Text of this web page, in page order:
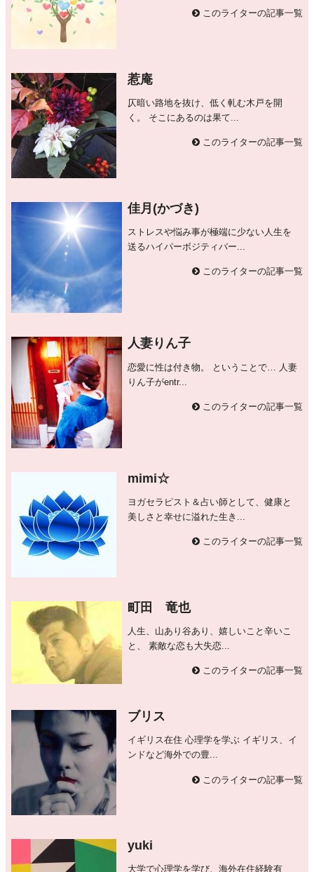
このライターの記事一覧
惹庵
仄暗い路地を抜け、低く軋む木戸を開
く。 そこにあるのは果て...
このライターの記事一覧
佳月(かづき)
ストレスや悩み事が極端に少ない人生を
送るハイパーボジティバー...
このライターの記事一覧
人妻りん子
恋愛に性は付き物。 ということで… 人妻
りん子がentr...
このライターの記事一覧
mimi☆
ヨガセラピスト＆占い師として、健康と
美しさと幸せに溢れた生き...
このライターの記事一覧
町田 竜也
人生、山あり谷あり、嬉しいこと辛いこ
と、 素敵な恋も大失恋...
このライターの記事一覧
ブリス
イギリス在住 心理学を学ぶ イギリス、イ
ンドなど海外での豊...
このライターの記事一覧
yuki
大学で心理学を学び、海外在住経験有